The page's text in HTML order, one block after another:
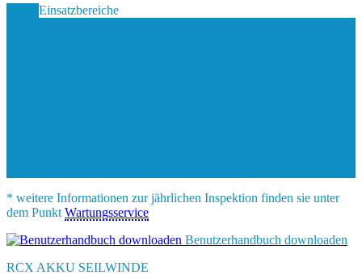
Einsatzbereiche
* weitere Informationen zur jährlichen Inspektion finden sie unter
dem Punkt Wartungsservice
Benutzerhandbuch downloaden
RCX AKKU SEILWINDE